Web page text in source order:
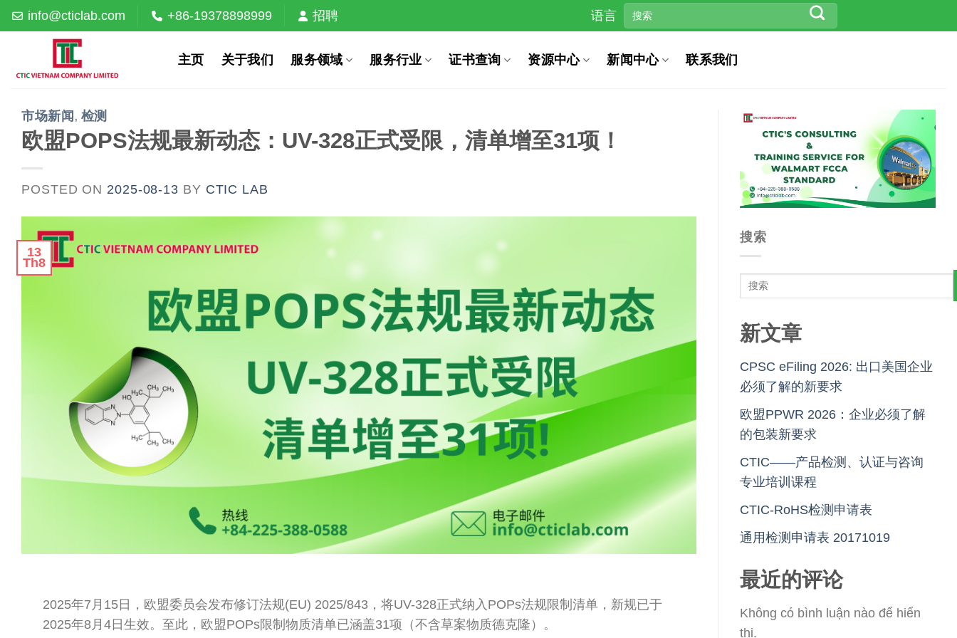
Skip
to
info@cticlab.com +86-19378898999 招聘 语言
主页 关于我们 服务领域 服务行业 证书查询 资源中心 新闻中心 联系我们
市场新闻 , 检测
欧盟POPS法规最新动态：UV-328正式受限，清单增至31项！
POSTED ON 2025-08-13 BY CTIC LAB
13
Th8
2025年7月15日，欧盟委员会发布修订法规(EU) 2025/843，将UV-328正式纳入POPs法规限制清单，新规已于
2025年8月4日生效。至此，欧盟POPs限制物质清单已涵盖31项（不含草案物质德克隆）。
搜索
新文章
CPSC eFiling 2026: 出口美国企业
必须了解的新要求
欧盟PPWR 2026：企业必须了解
的包装新要求
CTIC——产品检测、认证与咨询
专业培训课程
CTIC-RoHS检测申请表
通用检测申请表 20171019
最近的评论
Không có bình luận nào để hiển
thị.